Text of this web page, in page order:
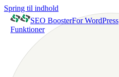
Spring til indhold
SEO BoosterFor WordPress
Funktioner